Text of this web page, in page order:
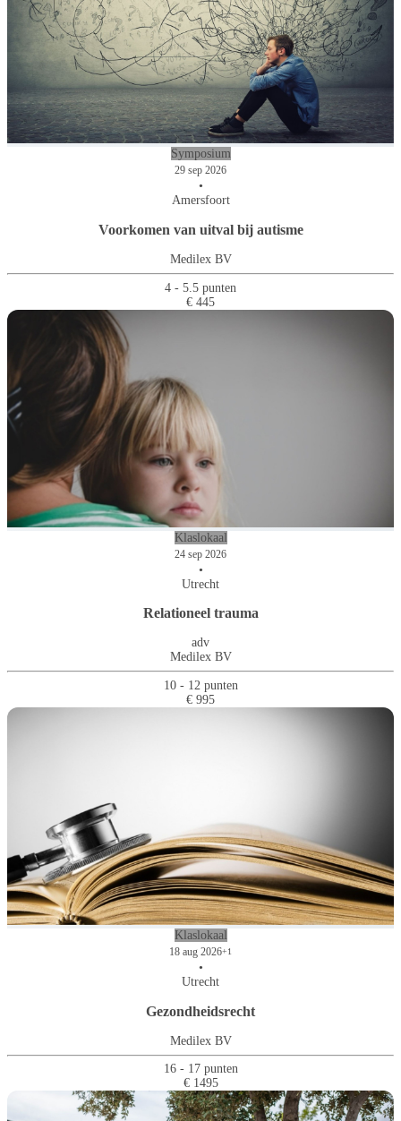
Symposium
29 sep 2026
•
Amersfoort
Voorkomen van uitval bij autisme
Medilex BV
4 - 5.5 punten
€ 445
Klaslokaal
24 sep 2026
•
Utrecht
Relationeel trauma
adv
Medilex BV
10 - 12 punten
€ 995
Klaslokaal
18 aug 2026+1
•
Utrecht
Gezondheidsrecht
Medilex BV
16 - 17 punten
€ 1495